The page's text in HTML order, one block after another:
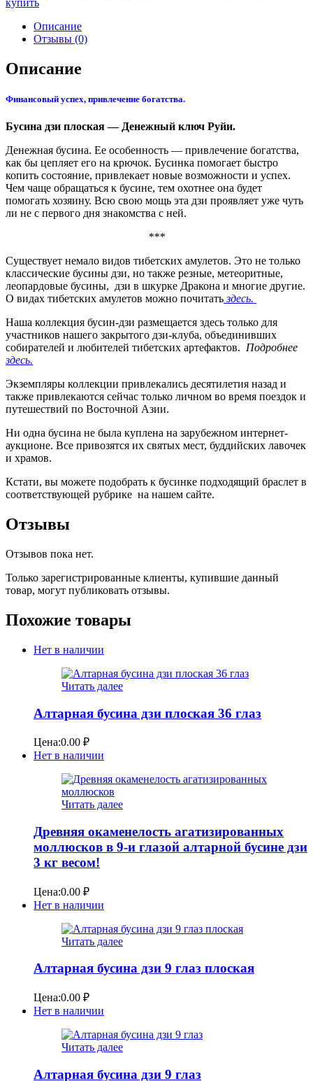
купить
Описание
Отзывы (0)
Описание
Финансовый успех, привлечение богатства.
Бусина дзи плоская — Денежный ключ Руйи.
Денежная бусина. Ее особенность — привлечение богатства,
как бы цепляет его на крючок. Бусинка помогает быстро
копить состояние, привлекает новые возможности и успех.
Чем чаще обращаться к бусине, тем охотнее она будет
помогать хозяину. Всю свою мощь эта дзи проявляет уже чуть
ли не с первого дня знакомства с ней.
***
Существует немало видов тибетских амулетов. Это не только
классические бусины дзи, но также резные, метеоритные,
леопардовые бусины, дзи в шкурке Дракона и многие другие.
О видах тибетских амулетов можно почитатьздесь.
Наша коллекция бусин-дзи размещается здесь только для
участников нашего закрытого дзи-клуба, объединивших
собирателей и любителей тибетских артефактов. Подробнее
здесь.
Экземпляры коллекции привлекались десятилетия назад и
также привлекаются сейчас только личном во время поездок и
путешествий по Восточной Азии.
Ни одна бусина не была куплена на зарубежном интернет-
аукционе. Все привозятся их святых мест, буддийских лавочек
и храмов.
Кстати, вы можете подобрать к бусинке подходящий браслет в
соответствующей рубрике на нашем сайте.
Отзывы
Отзывов пока нет.
Только зарегистрированные клиенты, купившие данный
товар, могут публиковать отзывы.
Похожие товары
Нет в наличии
Читать далее
Алтарная бусина дзи плоская 36 глаз
Цена:0.00 ₽
Нет в наличии
Читать далее
Древняя окаменелость агатизированных
моллюсков в 9-и глазой алтарной бусине дзи
3 кг весом!
Цена:0.00 ₽
Нет в наличии
Читать далее
Алтарная бусина дзи 9 глаз плоская
Цена:0.00 ₽
Нет в наличии
Читать далее
Алтарная бусина дзи 9 глаз